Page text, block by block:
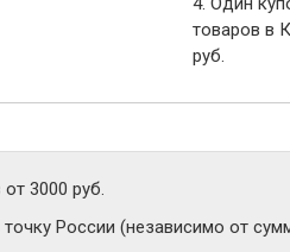
товаров в
руб.
3000 руб.
России (независимо от